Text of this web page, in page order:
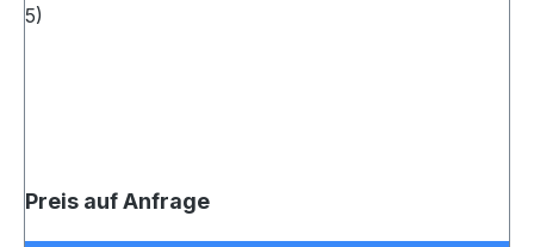
5)
Preis auf Anfrage